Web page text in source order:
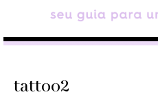
tattoo2